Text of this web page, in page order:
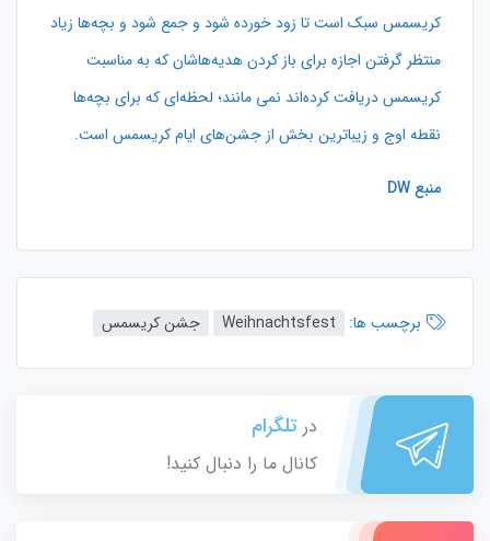
کریسمس سبک است تا زود خورده شود و جمع شود و بچه‌ها زیاد
منتظر گرفتن اجازه برای باز کردن هدیه‌هاشان که به مناسبت
کریسمس دریافت کرده‌اند نمی مانند؛ لحظه‌ای که برای بچه‌ها
نقطه اوج و زیباترین بخش از جشن‌های ایام کریسمس است.
منبعDW
برچسب ها: Weihnachtsfest جشن کریسمس
در تلگرام
کانال ما را دنبال کنید!